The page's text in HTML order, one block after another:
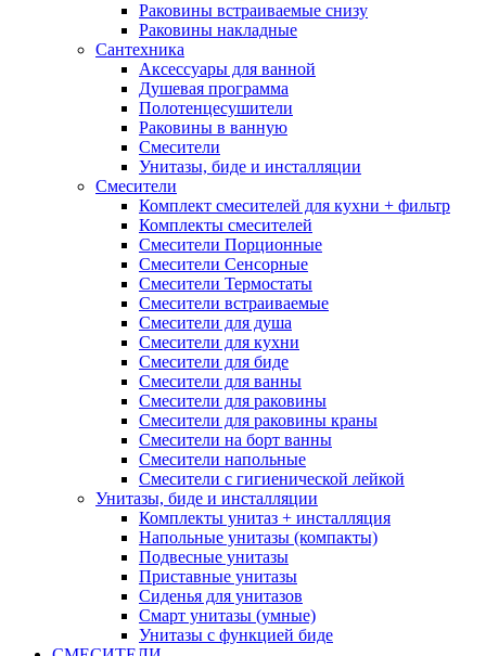
Раковины встраиваемые снизу
Раковины накладные
Сантехника
Аксессуары для ванной
Душевая программа
Полотенцесушители
Раковины в ванную
Смесители
Унитазы, биде и инсталляции
Смесители
Комплект смесителей для кухни + фильтр
Комплекты смесителей
Смесители Порционные
Смесители Сенсорные
Смесители Термостаты
Смесители встраиваемые
Смесители для душа
Смесители для кухни
Смесители для биде
Смесители для ванны
Смесители для раковины
Смесители для раковины краны
Смесители на борт ванны
Смесители напольные
Смесители с гигиенической лейкой
Унитазы, биде и инсталляции
Комплекты унитаз + инсталляция
Напольные унитазы (компакты)
Подвесные унитазы
Приставные унитазы
Сиденья для унитазов
Смарт унитазы (умные)
Унитазы с функцией биде